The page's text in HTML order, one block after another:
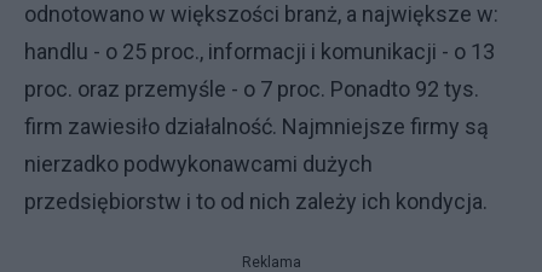
odnotowano w większości branż, a największe w:
handlu - o 25 proc., informacji i komunikacji - o 13
proc. oraz przemyśle - o 7 proc. Ponadto 92 tys.
firm zawiesiło działalność. Najmniejsze firmy są
nierzadko podwykonawcami dużych
przedsiębiorstw i to od nich zależy ich kondycja.
Reklama